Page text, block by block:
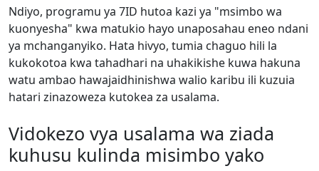
Ndiyo, programu ya 7ID hutoa kazi ya "msimbo wa
kuonyesha" kwa matukio hayo unaposahau eneo ndani
ya mchanganyiko. Hata hivyo, tumia chaguo hili la
kukokotoa kwa tahadhari na uhakikishe kuwa hakuna
watu ambao hawajaidhinishwa walio karibu ili kuzuia
hatari zinazoweza kutokea za usalama.
Vidokezo vya usalama wa ziada
kuhusu kulinda misimbo yako